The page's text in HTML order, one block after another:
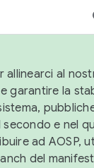
allinearci al
garantire la
secondo e nel
ad AOSP,
del manifest